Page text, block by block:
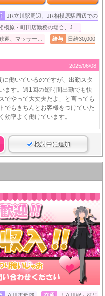
JR立川駅周辺、JR相模原駅周辺での
模原・町田店勤務の場合、J…
迎、マッサー… 給与
日給30,000
2025/06/08
働いているのですが、出勤スタ
ます。週1回の短時間出勤でも快
でやって大丈夫だよ」と言っても
でもきちんとお客様をつけていた
効率よく働けています。
検討中に追加
立川市近郊 交通 「立川駅」徒歩